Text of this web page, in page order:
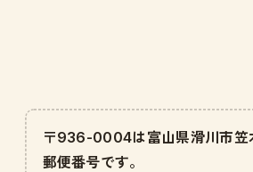
〒936-0004は富山県滑川市笠
郵便番号です。